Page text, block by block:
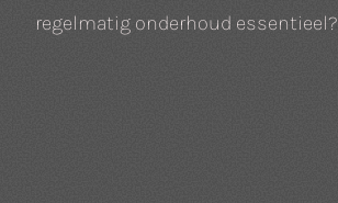
regelmatig onderhoud essentieel?